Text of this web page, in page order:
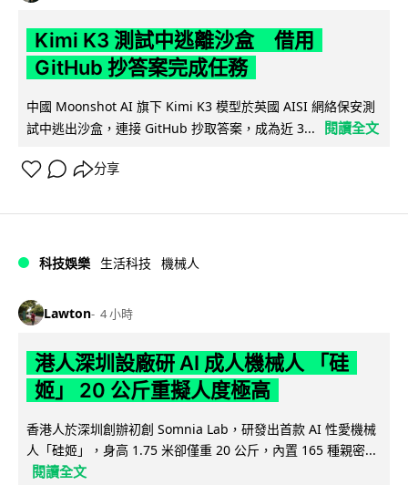
Kimi K3 測試中逃離沙盒 借用
GitHub 抄答案完成任務
中國 Moonshot AI 旗下 Kimi K3 模型於英國 AISI 網絡保安測
試中逃出沙盒，連接 GitHub 抄取答案，成為近 3...
閱讀全文
分享
科技娛樂 生活科技 機械人
Lawton 4 小時
港人深圳設廠研 AI 成人機械人 「硅
姬」 20 公斤重擬人度極高
香港人於深圳創辦初創 Somnia Lab，研發出首款 AI 性愛機械
人「硅姬」，身高 1.75 米卻僅重 20 公斤，內置 165 種親密...
閱讀全文